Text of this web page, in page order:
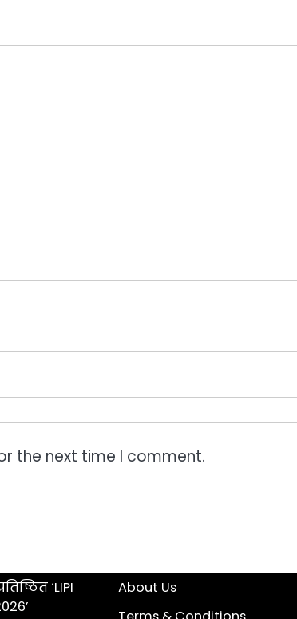
the next time I comment.
‘LIPI
About Us